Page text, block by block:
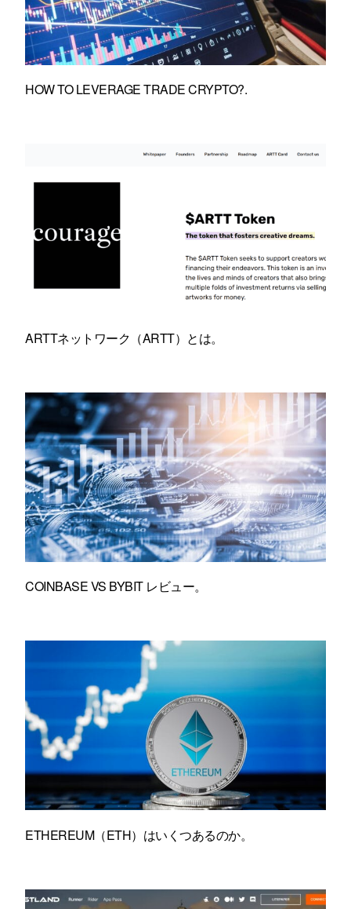
HOW TO LEVERAGE TRADE CRYPTO?.
ARTTネットワーク（ARTT）とは。
COINBASE VS BYBIT レビュー。
ETHEREUM（ETH）はいくつあるのか。